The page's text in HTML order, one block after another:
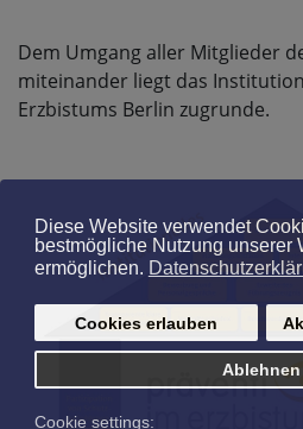
Dem Umgang aller Mitglieder
miteinander liegt das
Erzbistums Berlin zugrunde.